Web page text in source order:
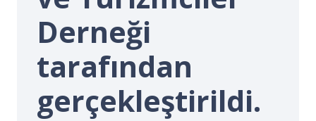
Derneği
tarafından
gerçekleştirildi.